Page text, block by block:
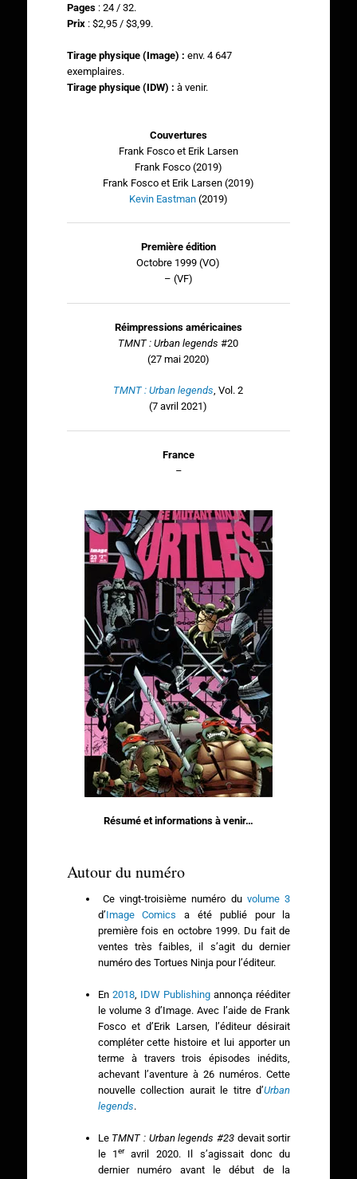
Pages: 24 / 32.
Prix: $2,95 / $3,99.
Tirage physique (Image) : env. 4 647
exemplaires.
Tirage physique (IDW) : à venir.
Couvertures
Frank Fosco et Erik Larsen
Frank Fosco (2019)
Frank Fosco et Erik Larsen (2019)
Kevin Eastman(2019)
Première édition
Octobre 1999 (VO)
– (VF)
Réimpressions américaines
TMNT : Urban legends #20
(27 mai 2020)
TMNT : Urban legends, Vol. 2
(7 avril 2021)
France
–
Résumé et informations à venir…
Autour du numéro
Ce vingt-troisième numéro duvolume 3
d’Image Comics a été publié pour la
première fois en octobre 1999. Du fait de
ventes très faibles, il s’agit du dernier
numéro des Tortues Ninja pour l’éditeur.
En 2018, IDW Publishing annonça rééditer
le volume 3 d’Image. Avec l’aide de Frank
Fosco et d’Erik Larsen, l’éditeur désirait
compléter cette histoire et lui apporter un
terme à travers trois épisodes inédits,
achevant l’aventure à 26 numéros. Cette
nouvelle collection aurait le titre d’Urban
legends.
Le TMNT : Urban legends #23 devait sortir
le 1eravril 2020. Il s’agissait donc du
dernier numéro avant le début de la